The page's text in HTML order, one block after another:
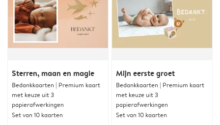
Sterren, maan en magie
Bedankkaarten | Premium kaart
met keuze uit 3
papierafwerkingen
Set van 10 kaarten
Mijn eerste groet
Bedankkaarten | Premium kaart
met keuze uit 3
papierafwerkingen
Set van 10 kaarten